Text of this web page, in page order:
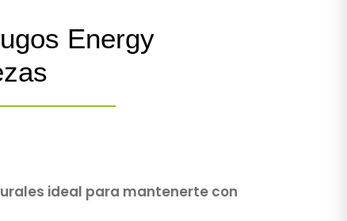
Energy
ideal para mantenerte con